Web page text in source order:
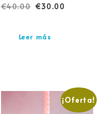
€40.00 €30.00
Leer más
¡Oferta!